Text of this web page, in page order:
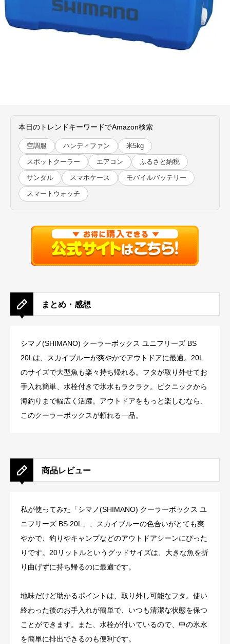
本日のトレンドキーワードでAmazon検索
空調服 ハンディファン 米5kg
スポットクーラー エアコン ふるさと納税
サンダル スマホケース モバイルバッテリー
スマートウォッチ
まとめ・感想
シマノ(SHIMANO) クーラーボックス ユニフリーズ BS
20Lは、スカイブルーが爽やかでアウトドアに最適。20L
のサイズで大型魚も楽々持ち帰れる。フタが取り外せてお
手入れ簡単、水栓付きで氷水もラクラク。ピクニックから
海釣りまで幅広く活躍。アウトドアをもっと楽しむなら、
このクーラーボックスが頼れる一品。
商品レビュー
私が使ってみた「シマノ(SHIMANO) クーラーボックス ユ
ニフリーズ BS 20L」、スカイブルーの色合いがとても爽
やかで、釣りやキャンプなどのアウトドアシーンにぴった
りです。20リットルというグッドサイズは、大きな魚を折
り曲げずに持ち帰るのに最適です。
地味だけど助かるポイントは、取り外し可能なフタ。使い
終わった後のお手入れが簡単で、いつも清潔な状態を保つ
ことができます。また、水栓が付いているので、中の氷水
を簡単に排出できるのも便利です。